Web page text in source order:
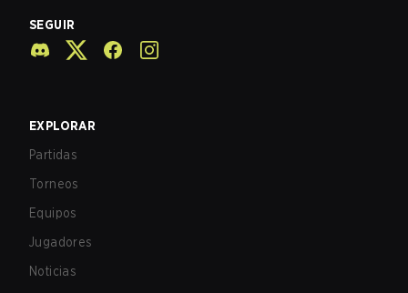
SEGUIR
EXPLORAR
Partidas
Torneos
Equipos
Jugadores
Noticias